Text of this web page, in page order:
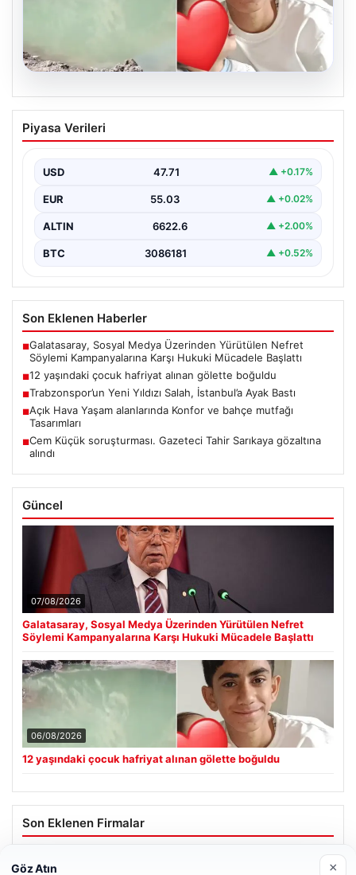
12 yaşındaki çocuk hafriyat alınan
gölette boğuldu
Boğuldu”, “content”: “ Erzurum’un Oltu ilçesinde
gerçekleşen…
Piyasa Verileri
USD 47.71 ▲ +0.17%
EUR 55.03 ▲ +0.02%
ALTIN 6622.6 ▲ +2.00%
BTC 3086181 ▲ +0.52%
Son Eklenen Haberler
■Galatasaray, Sosyal Medya Üzerinden Yürütülen Nefret
Söylemi Kampanyalarına Karşı Hukuki Mücadele Başlattı
■12 yaşındaki çocuk hafriyat alınan gölette boğuldu
■Trabzonspor’un Yeni Yıldızı Salah, İstanbul’a Ayak Bastı
■Açık Hava Yaşam alanlarında Konfor ve bahçe mutfağı
Tasarımları
■Cem Küçük soruşturması. Gazeteci Tahir Sarıkaya gözaltına
alındı
Güncel
07/08/2026
Galatasaray, Sosyal Medya Üzerinden Yürütülen Nefret
Söylemi Kampanyalarına Karşı Hukuki Mücadele Başlattı
06/08/2026
12 yaşındaki çocuk hafriyat alınan gölette boğuldu
Son Eklenen Firmalar
Göz Atın ×